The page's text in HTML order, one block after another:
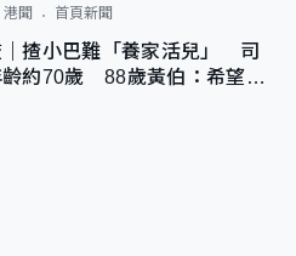
港聞 首頁新聞
｜揸小巴難「養家活兒」 司
齡約70歲 88歲黃伯：希望一